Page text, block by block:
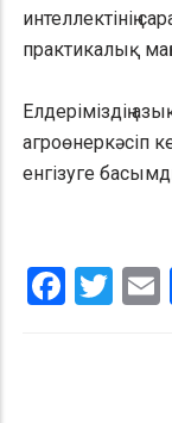
интеллектінің
практикалық
Елдеріміздің
агроөнеркәсіп
енгізуге